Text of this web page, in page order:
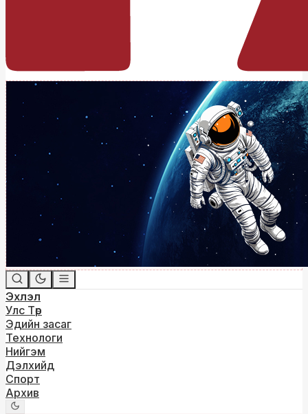
Эхлэл
Улс Төр
Эдийн засаг
Технологи
Нийгэм
Дэлхийд
Спорт
Архив